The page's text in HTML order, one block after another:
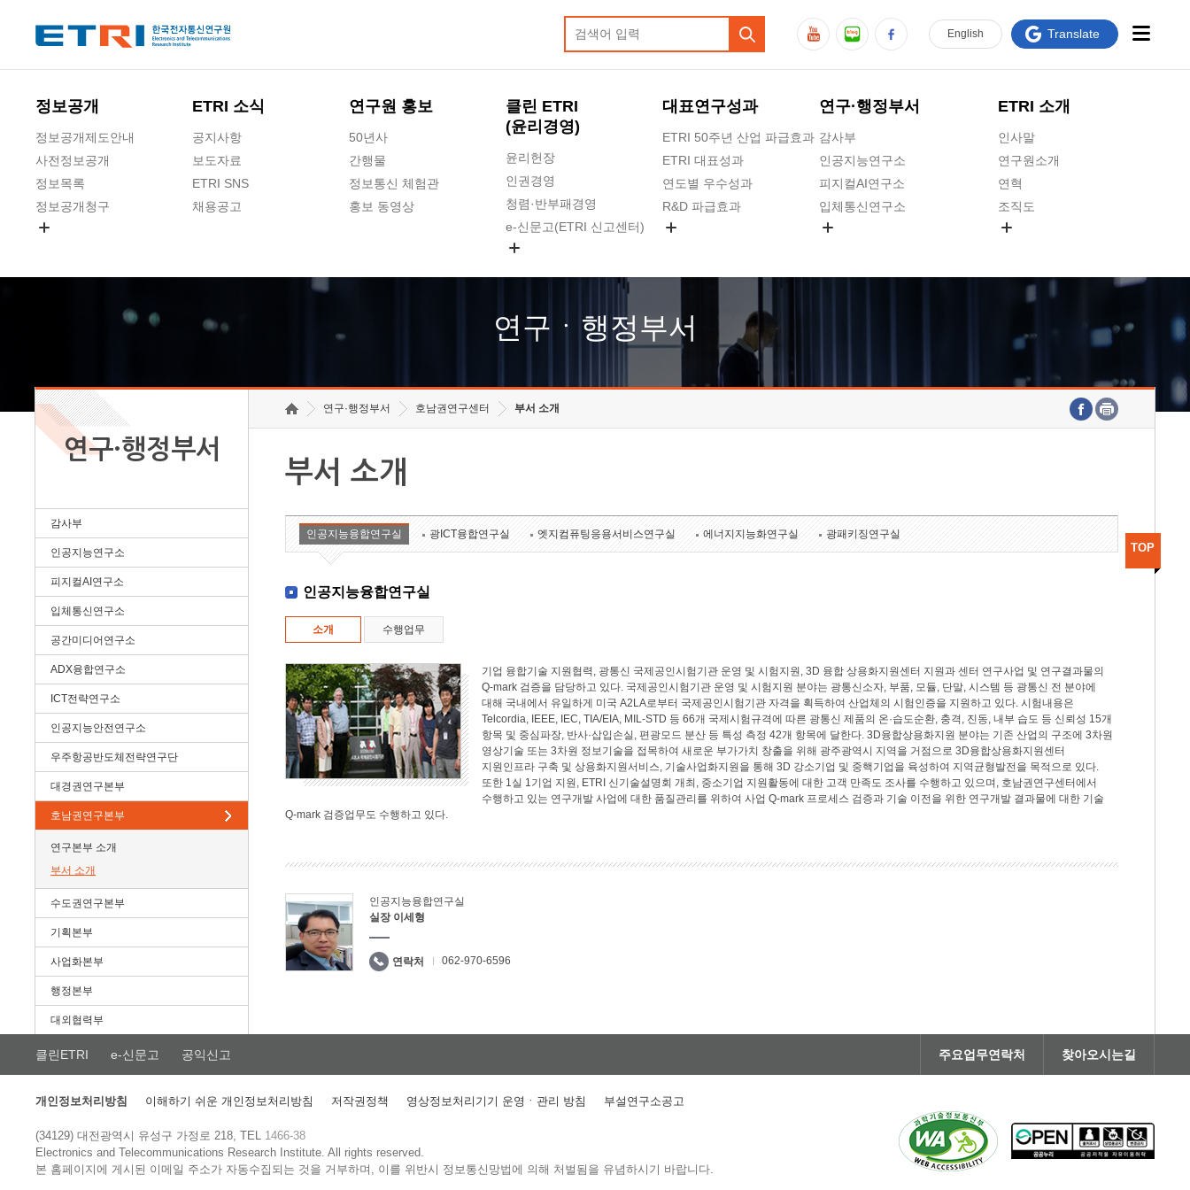
정보공개
정보공개제도안내
사전정보공개
정보목록
정보공개청구
ETRI 소식
공지사항
보도자료
ETRI SNS
채용공고
연구원 홍보
50년사
간행물
정보통신 체험관
홍보 동영상
클린 ETRI
(윤리경영)
윤리헌장
인권경영
청렴·반부패경영
e-신문고(ETRI 신고센터)
고객의소리
수의계약 현황
대표연구성과
ETRI 50주년 산업 파급효과
ETRI 대표성과
연도별 우수성과
R&D 파급효과
연구·행정부서
감사부
인공지능연구소
피지컬AI연구소
입체통신연구소
호남권연구본부
기획본부
ETRI 소개
인사말
연구원소개
연혁
조직도
연구원 고객헌장
주요업무연락처
English Translate
연구ㆍ행정부서
연구·행정부서
감사부
인공지능연구소
피지컬AI연구소
입체통신연구소
공간미디어연구소
ADX융합연구소
ICT전략연구소
인공지능안전연구소
우주항공반도체전략연구단
대경권연구본부
호남권연구본부
연구본부 소개
부서 소개
수도권연구본부
기획본부
사업화본부
행정본부
대외협력부
연구·행정부서 호남권연구센터 부서 소개
부서 소개
인공지능융합연구실 광ICT융합연구실 엣지컴퓨팅응용서비스연구실 에너지지능화연구실 광패키징연구실
인공지능융합연구실
소개 수행업무
기업 융합기술 지원협력, 광통신 국제공인시험기관 운영 및 시험지원, 3D 융합 상용화지원센터 지원과 센터 연구사업 및 연구결과물의
Q-mark 검증을 담당하고 있다. 국제공인시험기관 운영 및 시험지원 분야는 광통신소자, 부품, 모듈, 단말, 시스템 등 광통신 전 분야에
대해 국내에서 유일하게 미국 A2LA로부터 국제공인시험기관 자격을 획득하여 산업체의 시험인증을 지원하고 있다. 시험내용은
Telcordia, IEEE, IEC, TIA/EIA, MIL-STD 등 66개 국제시험규격에 따른 광통신 제품의 온·습도순환, 충격, 진동, 내부 습도 등 신뢰성 15개
항목 및 중심파장, 반사·삽입손실, 편광모드 분산 등 특성 측정 42개 항목에 달한다. 3D융합상용화지원 분야는 기존 산업의 구조에 3차원
영상기술 또는 3차원 정보기술을 접목하여 새로운 부가가치 창출을 위해 광주광역시 지역을 거점으로 3D융합상용화지원센터
지원인프라 구축 및 상용화지원서비스, 기술사업화지원을 통해 3D 강소기업 및 중핵기업을 육성하여 지역균형발전을 목적으로 있다.
또한 1실 1기업 지원, ETRI 신기술설명회 개최, 중소기업 지원활동에 대한 고객 만족도 조사를 수행하고 있으며, 호남권연구센터에서
수행하고 있는 연구개발 사업에 대한 품질관리를 위하여 사업 Q-mark 프로세스 검증과 기술 이전을 위한 연구개발 결과물에 대한 기술
Q-mark 검증업무도 수행하고 있다.
인공지능융합연구실
실장 이세형
연락처 062-970-6596
TOP
클린ETRI e-신문고 공익신고 주요업무연락처 찾아오시는길
개인정보처리방침 이해하기 쉬운 개인정보처리방침 저작권정책 영상정보처리기기 운영ㆍ관리 방침 부설연구소공고
(34129) 대전광역시 유성구 가정로 218, TEL 1466-38
Electronics and Telecommunications Research Institute.All rights reserved.
본 홈페이지에 게시된 이메일 주소가 자동수집되는 것을 거부하며, 이를 위반시 정보통신망법에 의해 처벌됨을 유념하시기 바랍니다.